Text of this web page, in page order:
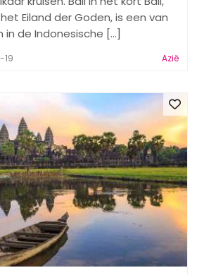
Eiland der Goden, is een van
de Indonesische [...]
Azië